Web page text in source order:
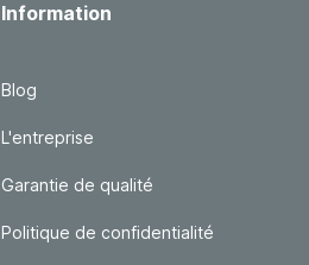
Information
Blog
L'entreprise
Garantie de qualité
Politique de confidentialité